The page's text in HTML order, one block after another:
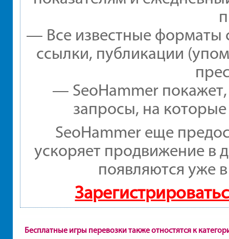
— Все известные форматы
ссылки, публикации
— SeoHammer покажет,
запросы, на
SeoHammer еще
ускоряет продвижение в
появляются уже
Бесплатные игры перевозки также отностятся к